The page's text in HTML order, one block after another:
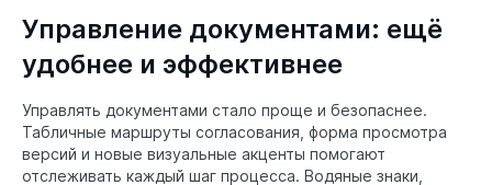
Управление документами: ещё
удобнее и эффективнее
Управлять документами стало проще и безопаснее.
Табличные маршруты согласования, форма просмотра
версий и новые визуальные акценты помогают
отслеживать каждый шаг процесса. Водяные знаки,